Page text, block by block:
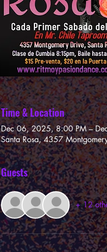
Time & Location
Dec 06, 2025, 8:00 PM –
Santa Rosa, 4357
Guests
+ 12